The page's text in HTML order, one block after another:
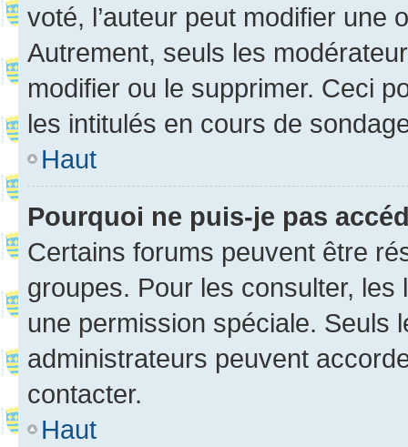
voté, l’auteur peut modifier une
Autrement, seuls les
modifier ou le supprimer. Ceci
les intitulés en cours de
Haut
Pourquoi ne puis-je pas
Certains forums peuvent être
groupes. Pour les consulter,
une permission spéciale. Seuls
administrateurs peuvent
contacter.
Haut